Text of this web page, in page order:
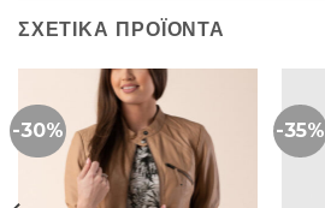
ΣΧΕΤΙΚΆ ΠΡΟΪΌΝΤΑ
-30% -35%